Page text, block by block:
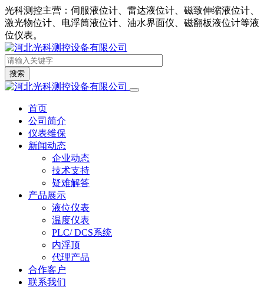
光科测控主营：伺服液位计、雷达液位计、磁致伸缩液位计、
激光物位计、电浮筒液位计、油水界面仪、磁翻板液位计等液
位仪表。
搜索
首页
公司简介
仪表维保
新闻动态
企业动态
技术支持
疑难解答
产品展示
液位仪表
温度仪表
PLC/ DCS系统
内浮顶
代理产品
合作客户
联系我们